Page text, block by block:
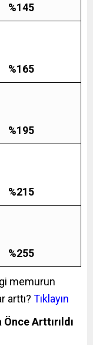
%145
%165
%195
%215
%255
memurun
arttı? Tıklayın
Arttırıldı